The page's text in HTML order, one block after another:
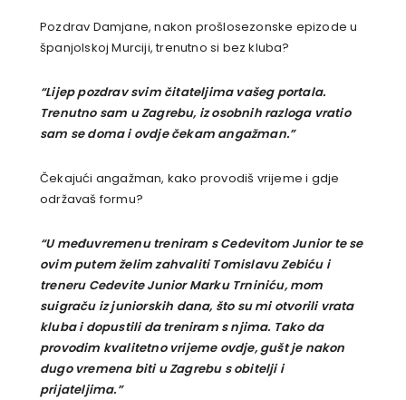
Pozdrav Damjane, nakon prošlosezonske epizode u
španjolskoj Murciji, trenutno si bez kluba?
“Lijep pozdrav svim čitateljima vašeg portala.
Trenutno sam u Zagrebu, iz osobnih razloga vratio
sam se doma i ovdje čekam angažman.”
Čekajući angažman, kako provodiš vrijeme i gdje
održavaš formu?
“U međuvremenu treniram s Cedevitom Junior te se
ovim putem želim zahvaliti Tomislavu Zebiću i
treneru Cedevite Junior Marku Trniniću, mom
suigraču iz juniorskih dana, što su mi otvorili vrata
kluba i dopustili da treniram s njima. Tako da
provodim kvalitetno vrijeme ovdje, gušt je nakon
dugo vremena biti u Zagrebu s obitelji i
prijateljima.”